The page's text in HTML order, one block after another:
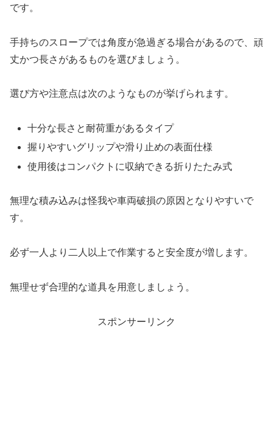
です。
手持ちのスロープでは角度が急過ぎる場合があるので、頑
丈かつ長さがあるものを選びましょう。
選び方や注意点は次のようなものが挙げられます。
十分な長さと耐荷重があるタイプ
握りやすいグリップや滑り止めの表面仕様
使用後はコンパクトに収納できる折りたたみ式
無理な積み込みは怪我や車両破損の原因となりやすいで
す。
必ず一人より二人以上で作業すると安全度が増します。
無理せず合理的な道具を用意しましょう。
スポンサーリンク